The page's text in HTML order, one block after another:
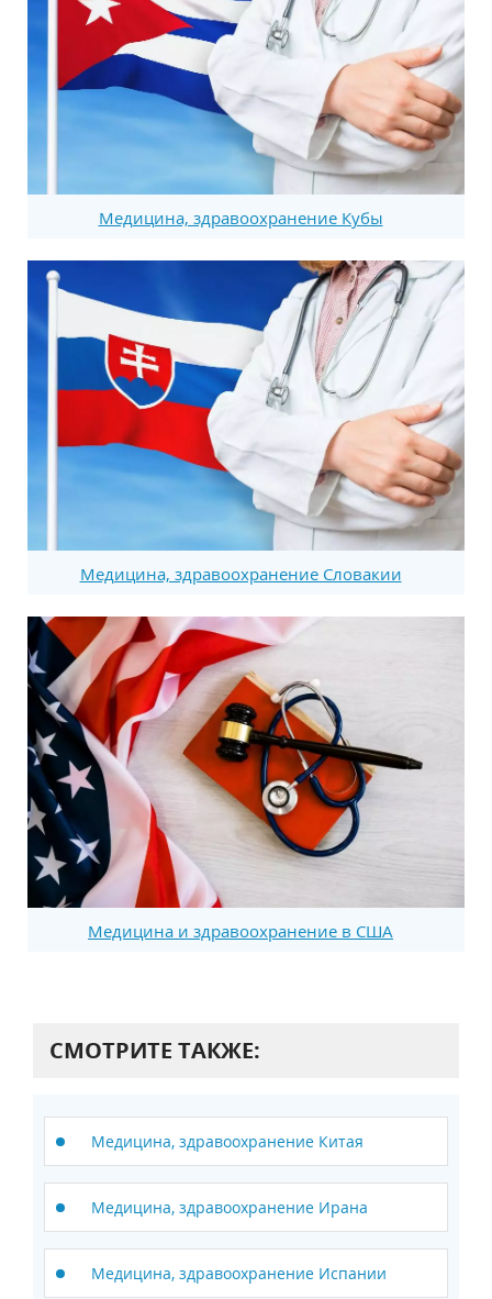
Медицина, здравоохранение Кубы
Медицина, здравоохранение Словакии
Медицина и здравоохранение в США
СМОТРИТЕ ТАКЖЕ:
Медицина, здравоохранение Китая
Медицина, здравоохранение Ирана
Медицина, здравоохранение Испании